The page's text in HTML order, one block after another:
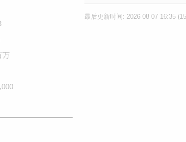
万
最后更新时间: 2026-08-07 16:35